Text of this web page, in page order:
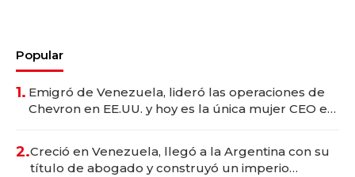
Popular
1. Emigró de Venezuela, lideró las operaciones de
Chevron en EE.UU. y hoy es la única mujer CEO en
2.Creció en Venezuela, llegó a la Argentina con su
título de abogado y construyó un imperio